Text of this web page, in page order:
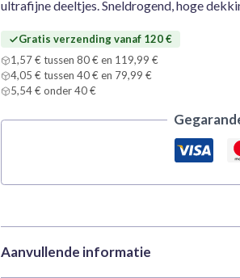
aantal
ultrafijne deeltjes. Sneldrogend, hoge
Gratis verzending vanaf 120 €
1,57 € tussen 80 € en 119,99 €
4,05 € tussen 40 € en 79,99 €
5,54 € onder 40 €
Aanvullende informatie